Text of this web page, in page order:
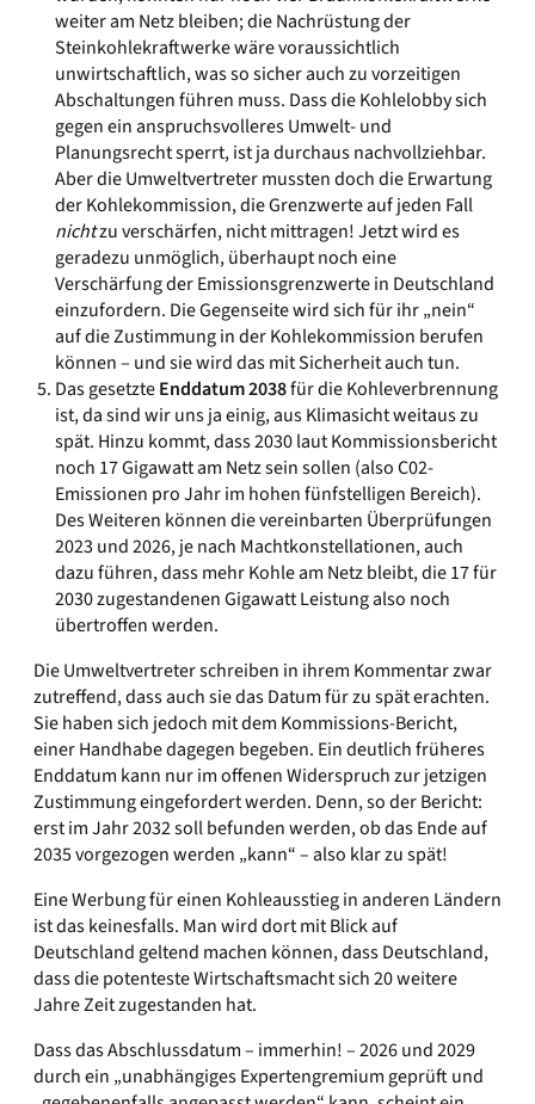
weiter am Netz bleiben; die Nachrüstung der
Steinkohlekraftwerke wäre voraussichtlich
unwirtschaftlich, was so sicher auch zu vorzeitigen
Abschaltungen führen muss. Dass die Kohlelobby sich
gegen ein anspruchsvolleres Umwelt- und
Planungsrecht sperrt, ist ja durchaus nachvollziehbar.
Aber die Umweltvertreter mussten doch die Erwartung
der Kohlekommission, die Grenzwerte auf jeden Fall
nichtzu verschärfen, nicht mittragen! Jetzt wird es
geradezu unmöglich, überhaupt noch eine
Verschärfung der Emissionsgrenzwerte in Deutschland
einzufordern. Die Gegenseite wird sich für ihr „nein“
auf die Zustimmung in der Kohlekommission berufen
können – und sie wird das mit Sicherheit auch tun.
Das gesetzteEnddatum 2038für die Kohleverbrennung
ist, da sind wir uns ja einig, aus Klimasicht weitaus zu
spät. Hinzu kommt, dass 2030 laut Kommissionsbericht
noch 17 Gigawatt am Netz sein sollen (also C02-
Emissionen pro Jahr im hohen fünfstelligen Bereich).
Des Weiteren können die vereinbarten Überprüfungen
2023 und 2026, je nach Machtkonstellationen, auch
dazu führen, dass mehr Kohle am Netz bleibt, die 17 für
2030 zugestandenen Gigawatt Leistung also noch
übertroffen werden.
Die Umweltvertreter schreiben in ihrem Kommentar zwar
zutreffend, dass auch sie das Datum für zu spät erachten.
Sie haben sich jedoch mit dem Kommissions-Bericht,
einer Handhabe dagegen begeben. Ein deutlich früheres
Enddatum kann nur im offenen Widerspruch zur jetzigen
Zustimmung eingefordert werden. Denn, so der Bericht:
erst im Jahr 2032 soll befunden werden, ob das Ende auf
2035 vorgezogen werden „kann“ – also klar zu spät!
Eine Werbung für einen Kohleausstieg in anderen Ländern
ist das keinesfalls. Man wird dort mit Blick auf
Deutschland geltend machen können, dass Deutschland,
dass die potenteste Wirtschaftsmacht sich 20 weitere
Jahre Zeit zugestanden hat.
Dass das Abschlussdatum – immerhin! – 2026 und 2029
durch ein „unabhängiges Expertengremium geprüft und